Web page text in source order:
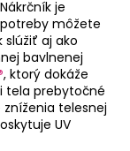
je
môžete
slúžiť aj ako
bavlnenej
, ktorý dokáže
tela prebytočné
telesnej
UV